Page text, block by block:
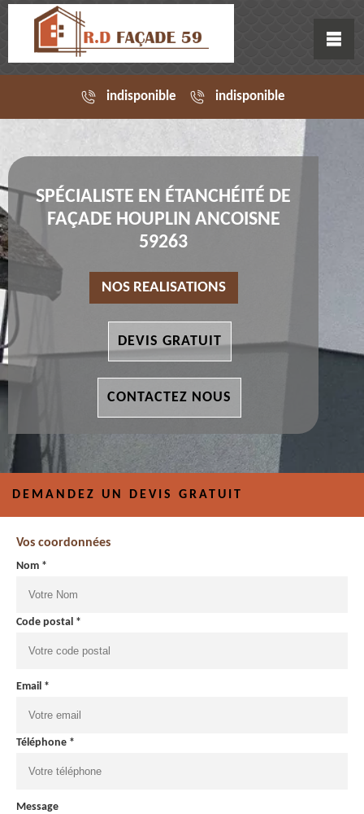
indisponible indisponible
SPÉCIALISTE EN ÉTANCHÉITÉ DE
FAÇADE HOUPLIN ANCOISNE
59263
NOS REALISATIONS
DEVIS GRATUIT
CONTACTEZ NOUS
DEMANDEZ UN DEVIS GRATUIT
Vos coordonnées
Nom *
Code postal *
Email *
Téléphone *
Message